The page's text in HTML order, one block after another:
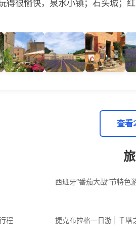
得很愉快，泉水小镇；石头城；
查看
西班牙“番茄大战”节特
程 捷克布拉格一日游 | 千塔